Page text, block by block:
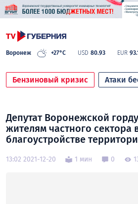
Воронеж +27°C USD 80.93 EUR
Бензиновый кризис Атаки
Депутат Воронежской
жителям частного сектора
благоустройстве
13:02 2021-12-20 1 мин 0